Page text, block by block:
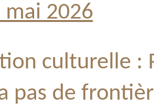
2026
culturelle :
pas de